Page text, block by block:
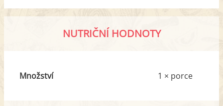
NUTRIČNÍ HODNOTY
Množství 1 × porce